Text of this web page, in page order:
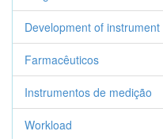
Development of instrument
Farmacêuticos
Instrumentos de medição
Workload